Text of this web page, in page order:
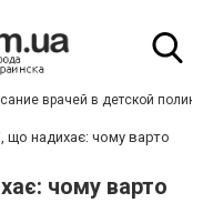
врачей в детской
що надихає: чому варто
чому варто